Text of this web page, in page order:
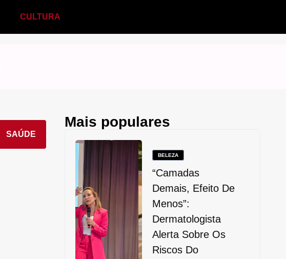
CULTURA
SAÚDE
Mais populares
BELEZA
“Camadas
Demais, Efeito De
Menos”:
Dermatologista
Alerta Sobre Os
Riscos Do